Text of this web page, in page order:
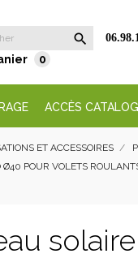

0
ACCÈS
ET ACCESSOIRES
Ø40 POUR VOLETS